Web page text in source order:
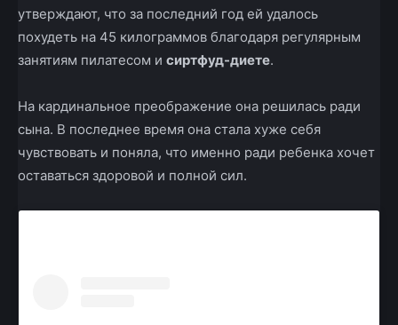
утверждают, что за последний год ей удалось
похудеть на 45 килограммов благодаря регулярным
занятиям пилатесом и сиртфуд-диете.
На кардинальное преображение она решилась ради
сына. В последнее время она стала хуже себя
чувствовать и поняла, что именно ради ребенка хочет
оставаться здоровой и полной сил.